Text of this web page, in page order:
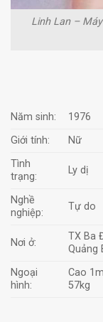
Linh Lan –
Năm sinh:
1976
Giới tính:
Nữ
Tình
trạng:
Ly dị
Nghề
nghiệp:
Tự do
Nơi ở:
TX Ba
Quảng
Ngoại
hình:
Cao
57kg